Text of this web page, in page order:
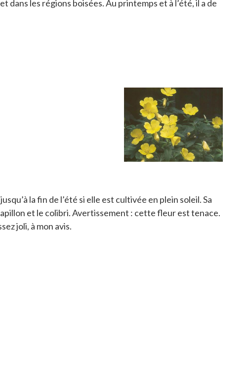
les régions boisées. Au printemps et à l’été, il a de
la fin de l’été si elle est cultivée en plein soleil. Sa
et le colibri. Avertissement : cette fleur est tenace.
joli, à mon avis.